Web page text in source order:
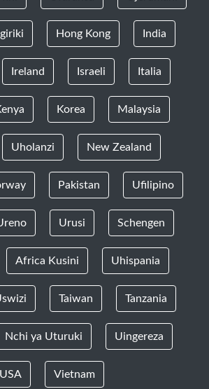
Hong Kong India
Ireland Israeli Italia
Korea Malaysia
Uholanzi New Zealand
Pakistan Ufilipino
Urusi Schengen
Africa Kusini Uhispania
Taiwan Tanzania
Nchi ya Uturuki Uingereza
USA Vietnam